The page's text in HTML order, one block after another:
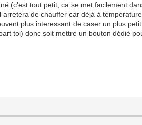
(c'est tout petit, ca se met facilement
de chauffer car déjà à temperature.
plus interessant de caser un plus
toi) donc soit mettre un bouton dédié